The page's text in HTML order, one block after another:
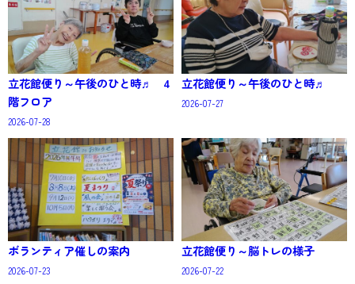
立花館便り～午後のひと時♬ 4
階フロア
2026-07-28
立花館便り～午後のひと時♬
2026-07-27
ボランティア催しの案内
2026-07-23
立花館便り～脳トレの様子
2026-07-22